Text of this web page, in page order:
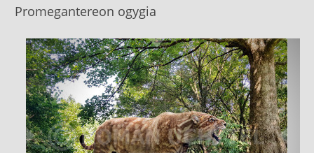
Promegantereon ogygia